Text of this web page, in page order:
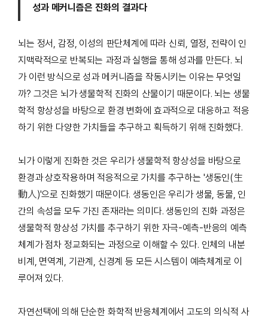
성과 메커니즘은 진화의 결과다
뇌는 정서, 감정, 이성의 판단체계에 따라 신뢰, 열정, 전략이 인
지맥락적으로 반복되는 과정과 실행을 통해 성과를 만든다. 뇌
가 이런 방식으로 성과 메커니즘을 작동시키는 이유는 무엇일
까? 그것은 뇌가 생물학적 진화의 산물이기 때문이다. 뇌는 생물
학적 항상성을 바탕으로 환경 변화에 효과적으로 대응하고 적응
하기 위한 다양한 가치들을 추구하고 획득하기 위해 진화했다.
뇌가 이렇게 진화한 것은 우리가 생물학적 항상성을 바탕으로
환경과 상호작용하며 적응적으로 가치를 추구하는 '생동인(生
動人)'으로 진화했기 때문이다. 생동인은 우리가 생물, 동물, 인
간의 속성을 모두 가진 존재라는 의미다. 생동인의 진화 과정은
생물학적 항상성 가치를 추구하기 위한 자극-예측-반응의 예측
체계가 점차 정교화되는 과정으로 이해할 수 있다. 인체의 내분
비계, 면역계, 기관계, 신경계 등 모든 시스템이 예측체계로 이
루어져 있다.
자연선택에 의해 단순한 화학적 반응체계에서 고도의 의식적 사